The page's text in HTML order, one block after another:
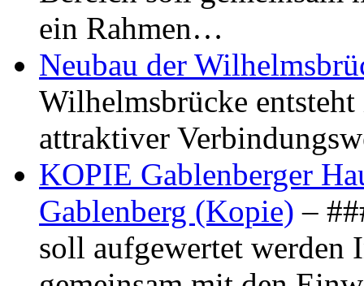
ein Rahmen…
Neubau der
Wilhelmsbrücke
attraktiver
KOPIE Gablenberger
Gablenberg (Kopie) –
soll aufgewertet werden